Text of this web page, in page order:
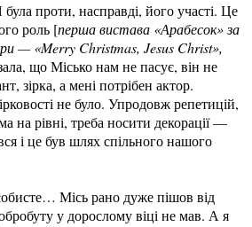
проти, насправді, його участі. Це
роль [перша вистава «Арабесок» за
— «Merry Christmas, Jesus Christ»,
що Місько нам не пасує, він не
зірка, а мені потрібен актор.
не було. Упродовж репетицій,
на рівні, треба носити декорації —
і це був шлях спільного нашого
Місь рано дуже пішов від
у дорослому віці не мав. А я